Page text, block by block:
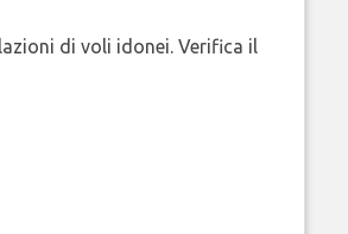
di voli idonei. Verifica il